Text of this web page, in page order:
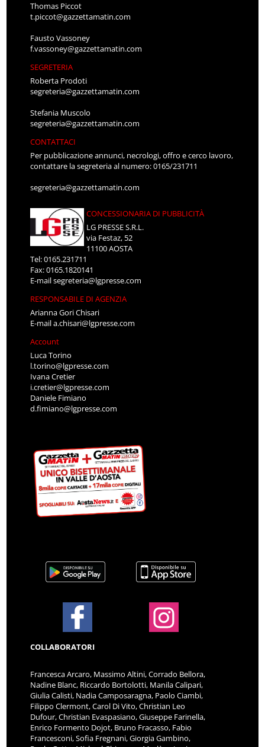
Thomas Piccot
t.piccot@gazzettamatin.com
Fausto Vassoney
f.vassoney@gazzettamatin.com
SEGRETERIA
Roberta Prodoti
segreteria@gazzettamatin.com
Stefania Muscolo
segreteria@gazzettamatin.com
CONTATTACI
Per pubblicazione annunci, necrologi, offro e cerco lavoro,
contattare la segreteria al numero: 0165/231711
segreteria@gazzettamatin.com
CONCESSIONARIA DI PUBBLICITÀ
LG PRESSE S.R.L.
via Festaz, 52
11100 AOSTA
Tel: 0165.231711
Fax: 0165.1820141
E-mailsegreteria@lgpresse.com
RESPONSABILE DI AGENZIA
Arianna Gori Chisari
E-maila.chisari@lgpresse.com
Account
Luca Torino
l.torino@lgpresse.com
Ivana Cretier
i.cretier@lgpresse.com
Daniele Fimiano
d.fimiano@lgpresse.com
COLLABORATORI
Francesca Arcaro, Massimo Altini, Corrado Bellora,
Nadine Blanc, Riccardo Bortolotti, Manila Calipari,
Giulia Calisti, Nadia Camposaragna, Paolo Ciambi,
Filippo Clermont, Carol Di Vito, Christian Leo
Dufour, Christian Evaspasiano, Giuseppe Farinella,
Enrico Formento Dojot, Bruno Fracasso, Fabio
Francesconi, Sofia Fregnani, Giorgia Gambino,